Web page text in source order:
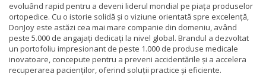
evoluând rapid pentru a deveni liderul mondial pe piața produselor
ortopedice. Cu o istorie solidă și o viziune orientată spre excelență,
DonJoy este astăzi cea mai mare companie din domeniu, având
peste 5.000 de angajați dedicați la nivel global. Brandul a dezvoltat
un portofoliu impresionant de peste 1.000 de produse medicale
inovatoare, concepute pentru a preveni accidentările și a accelera
recuperarea pacienților, oferind soluții practice și eficiente.